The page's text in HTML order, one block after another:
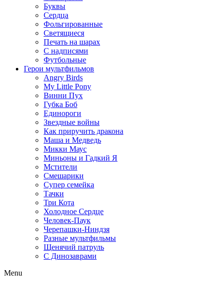
Буквы
Сердца
Фольгированные
Светящиеся
Печать на шарах
С надписями
Футбольные
Герои мультфильмов
Angry Birds
My Little Pony
Винни Пух
Губка Боб
Единороги
Звездные войны
Как приручить дракона
Маша и Медведь
Микки Маус
Миньоны и Гадкий Я
Мстители
Смешарики
Супер семейка
Тачки
Три Кота
Холодное Сердце
Человек-Паук
Черепашки-Ниндзя
Разные мультфильмы
Щенячий патруль
C Динозаврами
Menu